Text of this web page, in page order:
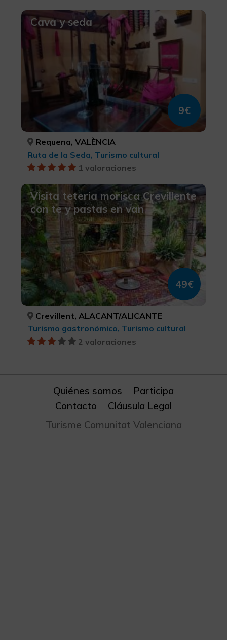
Cava y seda
9€
Requena, VALÈNCIA
Ruta de la Seda, Turismo cultural
1 valoraciones
Visita teteria morisca Crevillente
con te y pastas en van
49€
Crevillent, ALACANT/ALICANTE
Turismo gastronómico, Turismo cultural
2 valoraciones
Quiénes somos
Participa
Contacto
Cláusula Legal
Turisme Comunitat Valenciana